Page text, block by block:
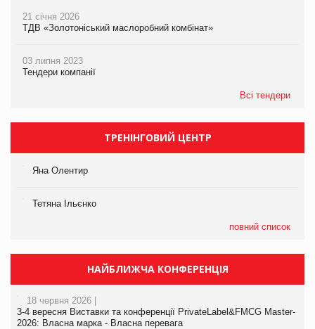
21 січня 2026
ТДВ «Золотоніський маслоробний комбінат»
03 липня 2023
Тендери компанії
Всі тендери
ТРЕНІНГОВИЙ ЦЕНТР
Яна Олентир
Тетяна Ільєнко
повний список
НАЙБЛИЖЧА КОНФЕРЕНЦІЯ
18 червня 2026 |
3-4 вересня Виставки та конференції PrivateLabel&FMCG Master-
2026: Власна марка - Власна перевага